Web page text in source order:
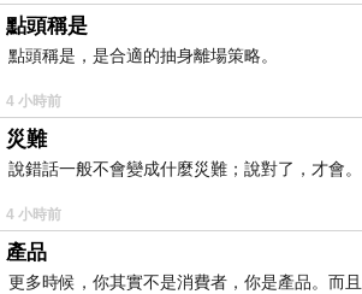
點頭稱是
點頭稱是，是合適的抽身離場策略。
4 小時前
災難
說錯話一般不會變成什麼災難；說對了，才會。
4 小時前
產品
更多時候，你其實不是消費者，你是產品。而